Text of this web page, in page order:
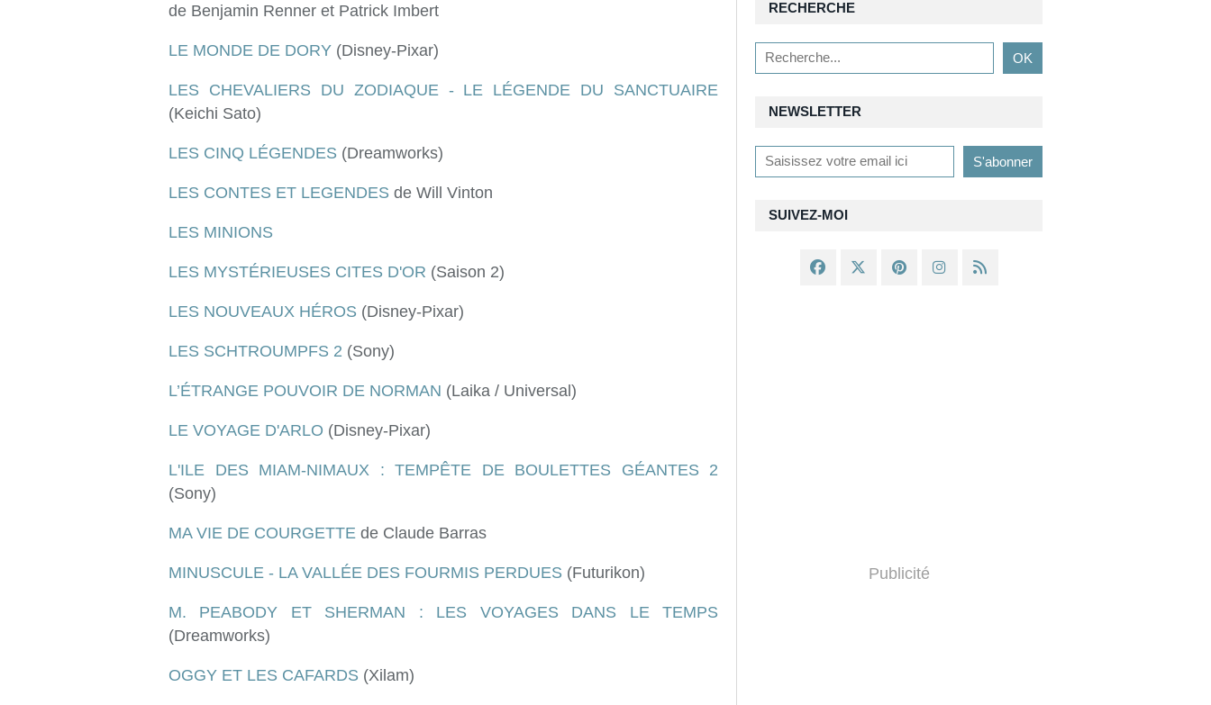
de Benjamin Renner et Patrick Imbert
LE MONDE DE DORY (Disney-Pixar)
LES CHEVALIERS DU ZODIAQUE - LE LÉGENDE DU SANCTUAIRE
(Keichi Sato)
LES CINQ LÉGENDES (Dreamworks)
LES CONTES ET LEGENDES de Will Vinton
LES MINIONS
LES MYSTÉRIEUSES CITES D'OR (Saison 2)
LES NOUVEAUX HÉROS (Disney-Pixar)
LES SCHTROUMPFS 2 (Sony)
L’ÉTRANGE POUVOIR DE NORMAN (Laika / Universal)
LE VOYAGE D'ARLO (Disney-Pixar)
L'ILE DES MIAM-NIMAUX : TEMPÊTE DE BOULETTES GÉANTES 2
(Sony)
MA VIE DE COURGETTE de Claude Barras
MINUSCULE - LA VALLÉE DES FOURMIS PERDUES (Futurikon)
M. PEABODY ET SHERMAN : LES VOYAGES DANS LE TEMPS
(Dreamworks)
OGGY ET LES CAFARDS (Xilam)
NEWSLETTER
SUIVEZ-MOI
RECHERCHE
Publicité